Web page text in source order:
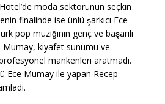
moda sektörünün seçkin
finalinde ise ünlü şarkıcı Ece
pop müziğinin genç ve başarılı
kıyafet sunumu ve
mankenleri aratmadı.
Ece Mumay ile yapan Recep